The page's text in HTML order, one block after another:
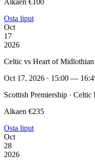
Osta liput
Oct
17
2026
Celtic vs Heart of
Oct 17, 2026 · 15:00 —
Scottish Premiership · Celtic
Alkaen €235
Osta liput
Oct
28
2026